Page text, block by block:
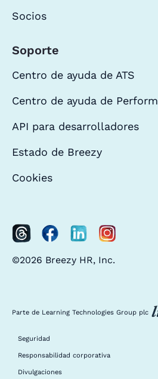
Socios
Soporte
Centro de ayuda de ATS
Centro de ayuda de Perform
API para desarrolladores
Estado de Breezy
Cookies
©2026 Breezy HR, Inc.
Parte de Learning Technologies Group plc
Seguridad
Responsabilidad corporativa
Divulgaciones